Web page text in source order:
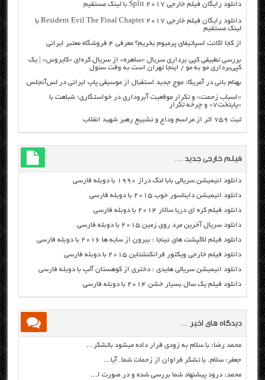
دانلود رایگان فیلم خارجی Split 2017 با لینک مستقیم
دانلود رایگان فیلم خارجی Resident Evil The Final Chapter 2017 با
لینک مستقیم
از کجا اکانت اسپاتیفای پرمیوم بخریم؟ معرفی ۴ فروشگاه معتبر ایرانی
بررسی تطبیقی کپی برداری سریال «ساهره» از سریال کره‌ای «کایروس» | یک
کپی‌برداری مو به مو / اینجا تهران است به وقت سئول
بهنام بانی در آمریکا: موج جدید استقبال از موسیقی پاپ ایرانی در لس‌آنجلس
«اسباب زحمت» و تکرار موقعیت آبروداری در خواستگاری؛ شباهت با
«پایتخت۷» و چرخه تکرار
ثبت ۷۵۹ اثر از مراسم وداع و تشییع رهبر شهید انقلاب
فیلم خارجی جدید …
دانلود انیمیشن سریالی بابا لنگ دراز ۱۹۹۰ با دوبله فارسی
دانلود انیمیشن دایناسور خوب ۲۰۱۵ با دوبله فارسی
دانلود فیلم کره ای دریا سالار ۲۰۱۴ با دوبله فارسی
دانلود سریال آخرین مرد روی زمین ۲۰۱۵ با دوبله فارسی
دانلود فیلم لاکپشت های نینجا : بیرون از سایه ها ۲۰۱۶ با دوبله فارسی
دانلود فیلم خارجی ویکتور فرانکنشتاین ۲۰۱۵ با دوبله فارسی
دانلود انیمیشن سریالی هایدی : دختری از کوهستان آلپ با دوبله فارسی
دانلود فیلم یک سال بسیار خشن ۲۰۱۴ با دوبله فارسی
دیدگاه های اخیر …
محمد رضا: با سلام به زودی قرار داده میشود باتشکر...
جعفر: سلام. با تشکر فراوان از زحمات شما. آیا...
محمد: درود پیشنهاد شما بررسی شده و در صورت ا...